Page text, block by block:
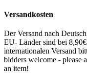
Versandkosten
Der Versand nach
EU- Länder sind bei 8,90€
internationalen Versand
bidders welcome - please
an item!